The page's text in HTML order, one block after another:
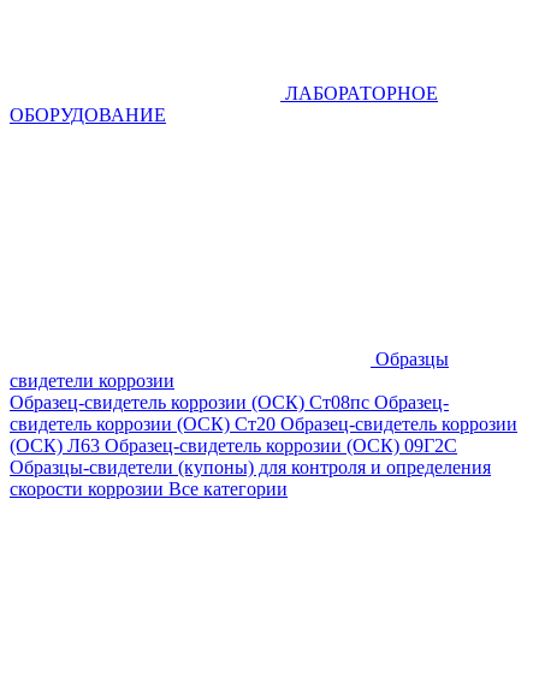
ЛАБОРАТОРНОЕ
ОБОРУДОВАНИЕ
Образцы
свидетели коррозии
Образец-свидетель коррозии (ОСК) Ст08пс Образец-
свидетель коррозии (ОСК) Ст20 Образец-свидетель коррозии
(ОСК) Л63 Образец-свидетель коррозии (ОСК) 09Г2С
Образцы-свидетели (купоны) для контроля и определения
скорости коррозии Все категории